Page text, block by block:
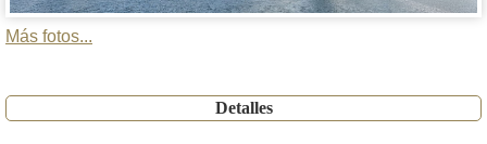
Más fotos...
Detalles